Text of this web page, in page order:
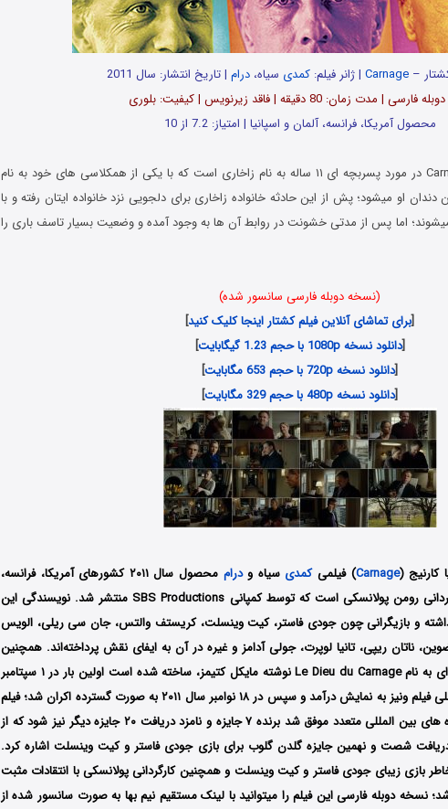
–
Carnage | ژانر فیلم:کمدی سیاه،درام | تاریخ انتشار: سال 2011
فارسی | مدت زمان: 80 دقیقه | فاقد زیرنویس | کیفیت: بلوری
محصول آمریکا، فرانسه، آلمان و اسپانیا | امتیاز: 7.2 از 10
فیلم تماشایی کشتار Carnage 2011 در مورد پسربچه ای ۱۱ ساله به نام زاخاری است که با یکی از همکلاسی های خود به نام
او میشود؛ پش از این حادثه خانواده زاخاری برای دلجویی نزد خانواده ایتان رفته و با
میشوند؛ اما پس از مدتی خشونت در روابط آن ها به وجود آمده و وضعیت بسیار تاسف‌ باری را
(نسخه دوبله فارسی سانسور شده)
[برای تماشای آنلاین فیلم کشتار اینجا کلیک کنید]
[دانلود نسخه 1080p با حجم 1.23 گیگابایت
]
[دانلود نسخه 720p با حجم 653 مگابایت
]
[دانلود نسخه 480p با حجم 329 مگابایت ]
کارنیج (Carnage) فیلمیکمدی سیاه ودرام
محصول سال ۲۰۱۱ کشورهای آمریکا، فرانسه،
آلمان، لهستان و اسپانیا به کارگردانی رومن پولانسکی است که توسط کمپانی SBS Productions منتشر شد. نویسندگی این
داشته و بازیگرانی چون جودی فاستر، کیت وینسلت، کریستف والتس، جان سی ریلی، الویس
ناتان ریپی، تانیا لوپرت، جولی آدامز و غیره در آن به ایفای نقش پرداخته‌اند. همچنین
این فیلم که براساس نمایشنامه ای به نام Le Dieu du Carnage نوشته مایکل کتیمز، ساخته شده است اولین بار در ۱ سپتامبر
سال ۲۰۱۱ و در جشنواره بین المللی فیلم ونیز به نمایش درآمد و سپس در ۱۸ نوامبر سال ۲۰۱۱ به صورت گسترده اکران شد؛ فیلم
کشتار پس از حضور در جشنواره های بین المللی متعدد موفق شد برنده ۷ جایزه و نامزد دریافت ۲۰ جایزه دیگر نیز شود که از
شصت و نهمین جایزه گلدن گلوب برای بازی جودی فاستر و کیت وینسلت اشاره کرد.
بازی زیبای جودی فاستر و کیت وینسلت و همچنین کارگردانی پولانسکی با انتقادات مثبت
نسخه دوبله فارسی این فیلم را میتوانید با لینک مستقیم نیم بها به صورت سانسور شده از